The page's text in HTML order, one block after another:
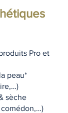
Pro et
peau*
sèche